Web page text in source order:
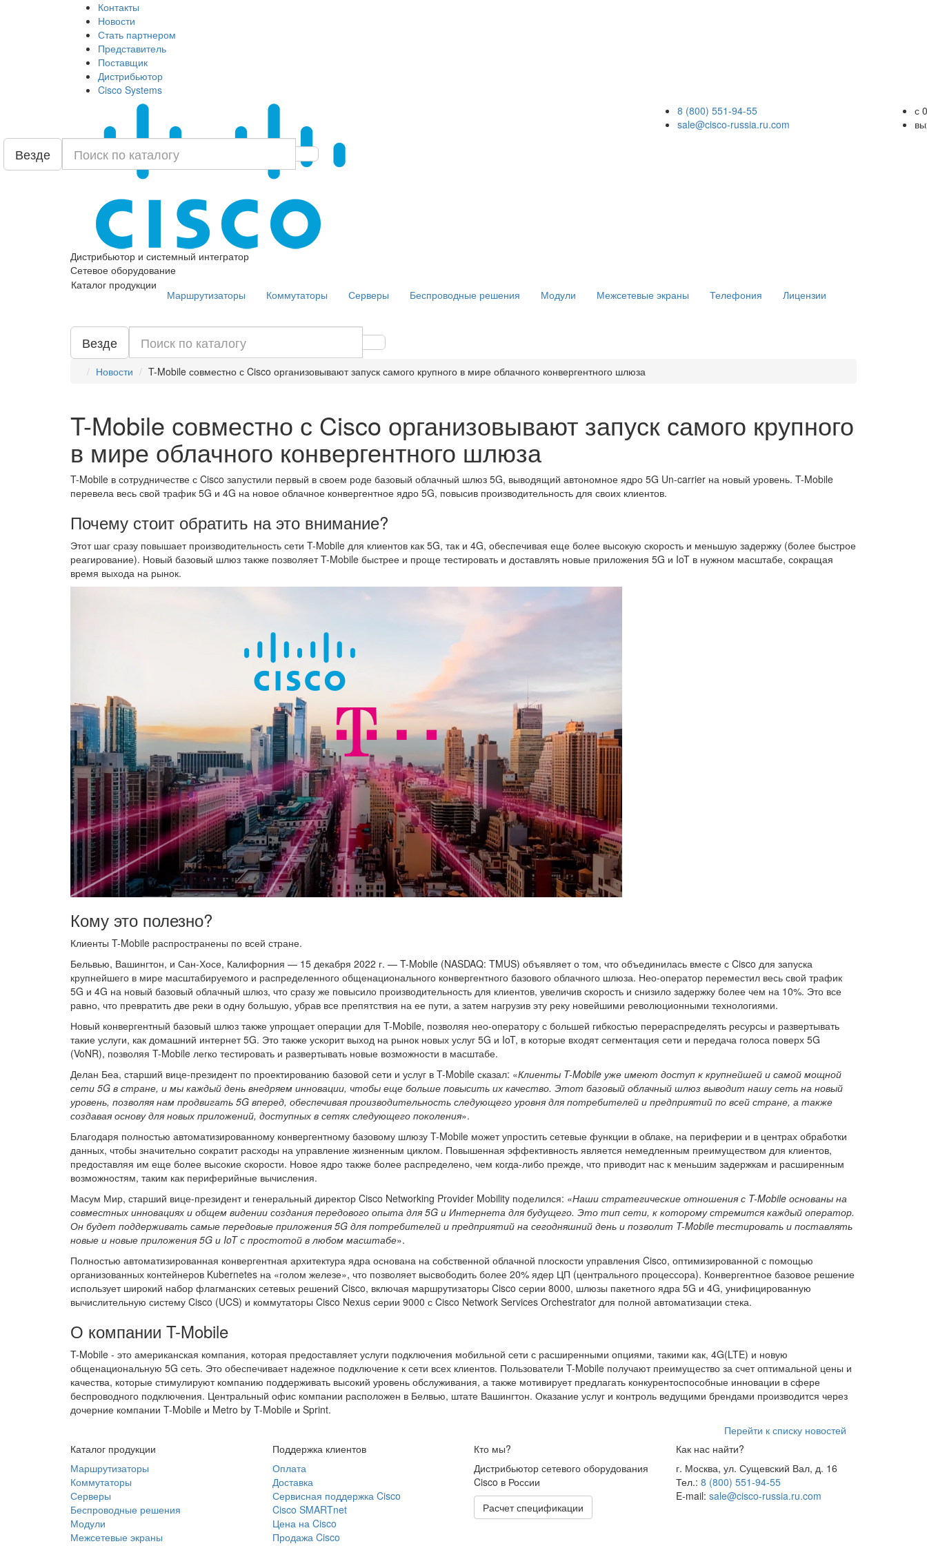
Контакты
Новости
Стать партнером
Представитель
Поставщик
Дистрибьютор
Cisco Systems
Дистрибьютор и системный интегратор
Сетевое оборудование
8 (800) 551-94-55
sale@cisco-russia.ru.com
с
Везде
Каталог продукции
Маршрутизаторы Коммутаторы Серверы Беспроводные решения Модули Межсетевые экраны Телефония Лицензии
Везде
Новости T-Mobile совместно с Cisco организовывают запуск самого крупного в мире облачного конвергентного шлюза
T-Mobile совместно с Cisco организовывают запуск самого крупного
в мире облачного конвергентного шлюза
T-Mobile в сотрудничестве с Cisco запустили первый в своем роде базовый облачный шлюз 5G, выводящий автономное ядро 5G Un-carrier на новый уровень. T-Mobile
перевела весь свой трафик 5G и 4G на новое облачное конвергентное ядро 5G, повысив производительность для своих клиентов.
Почему стоит обратить на это внимание?
Этот шаг сразу повышает производительность сети T-Mobile для клиентов как 5G, так и 4G, обеспечивая еще более высокую скорость и меньшую задержку (более быстрое
реагирование). Новый базовый шлюз также позволяет T-Mobile быстрее и проще тестировать и доставлять новые приложения 5G и IoT в нужном масштабе, сокращая
время выхода на рынок.
Кому это полезно?
Клиенты T-Mobile распространены по всей стране.
Бельвью, Вашингтон, и Сан-Хосе, Калифорния — 15 декабря 2022 г. — T-Mobile (NASDAQ: TMUS) объявляет о том, что объединилась вместе с Cisco для запуска
крупнейшего в мире масштабируемого и распределенного общенационального конвергентного базового облачного шлюза. Нео-оператор переместил весь свой трафик
5G и 4G на новый базовый облачный шлюз, что сразу же повысило производительность для клиентов, увеличив скорость и снизило задержку более чем на 10%. Это все
равно, что превратить две реки в одну большую, убрав все препятствия на ее пути, а затем нагрузив эту реку новейшими революционными технологиями.
Новый конвергентный базовый шлюз также упрощает операции для T-Mobile, позволяя нео-оператору с большей гибкостью перераспределять ресурсы и развертывать
такие услуги, как домашний интернет 5G. Это также ускорит выход на рынок новых услуг 5G и IoT, в которые входят сегментация сети и передача голоса поверх 5G
(VoNR), позволяя T-Mobile легко тестировать и развертывать новые возможности в масштабе.
Делан Беа, старший вице-президент по проектированию базовой сети и услуг в T-Mobile сказал: «Клиенты T-Mobile уже имеют доступ к крупнейшей и самой мощной
сети 5G в стране, и мы каждый день внедряем инновации, чтобы еще больше повысить их качество. Этот базовый облачный шлюз выводит нашу сеть на новый
уровень, позволяя нам продвигать 5G вперед, обеспечивая производительность следующего уровня для потребителей и предприятий по всей стране, а также
создавая основу для новых приложений, доступных в сетях следующего поколения».
Благодаря полностью автоматизированному конвергентному базовому шлюзу T-Mobile может упростить сетевые функции в облаке, на периферии и в центрах обработки
данных, чтобы значительно сократит расходы на управление жизненным циклом. Повышенная эффективность является немедленным преимуществом для клиентов,
предоставляя им еще более высокие скорости. Новое ядро также более распределено, чем когда-либо прежде, что приводит нас к меньшим задержкам и расширенным
возможностям, таким как периферийные вычисления.
Масум Мир, старший вице-президент и генеральный директор Cisco Networking Provider Mobility поделился: «Наши стратегические отношения с T-Mobile основаны на
совместных инновациях и общем видении создания передового опыта для 5G и Интернета для будущего. Это тип сети, к которому стремится каждый оператор.
Он будет поддерживать самые передовые приложения 5G для потребителей и предприятий на сегодняшний день и позволит T-Mobile тестировать и поставлять
новые и новые приложения 5G и IoT с простотой в любом масштабе».
Полностью автоматизированная конвергентная архитектура ядра основана на собственной облачной плоскости управления Cisco, оптимизированной с помощью
организованных контейнеров Kubernetes на «голом железе», что позволяет высвободить более 20% ядер ЦП (центрального процессора). Конвергентное базовое решение
использует широкий набор флагманских сетевых решений Cisco, включая маршрутизаторы Cisco серии 8000, шлюзы пакетного ядра 5G и 4G, унифицированную
вычислительную систему Cisco (UCS) и коммутаторы Cisco Nexus серии 9000 с Cisco Network Services Orchestrator для полной автоматизации стека.
О компании T-Mobile
T-Mobile - это американская компания, которая предоставляет услуги подключения мобильной сети с расширенными опциями, такими как, 4G(LTE) и новую
общенациональную 5G сеть. Это обеспечивает надежное подключение к сети всех клиентов. Пользователи T-Mobile получают преимущество за счет оптимальной цены и
качества, которые стимулируют компанию поддерживать высокий уровень обслуживания, а также мотивирует предлагать конкурентоспособные инновации в сфере
беспроводного подключения. Центральный офис компании расположен в Белвью, штате Вашингтон. Оказание услуг и контроль ведущими брендами производится через
дочерние компании T-Mobile и Metro by T-Mobile и Sprint.
Перейти к списку новостей
Каталог продукции
Маршрутизаторы
Коммутаторы
Серверы
Беспроводные решения
Модули
Межсетевые экраны
Поддержка клиентов
Оплата
Доставка
Сервисная поддержка Cisco
Cisco SMARTnet
Цена на Cisco
Продажа Cisco
Кто мы?
Дистрибьютор сетевого оборудования
Cisco в России
Расчет спецификации
Как нас найти?
г. Москва, ул. Сущевский Вал, д. 16
Тел.: 8 (800) 551-94-55
E-mail: sale@cisco-russia.ru.com